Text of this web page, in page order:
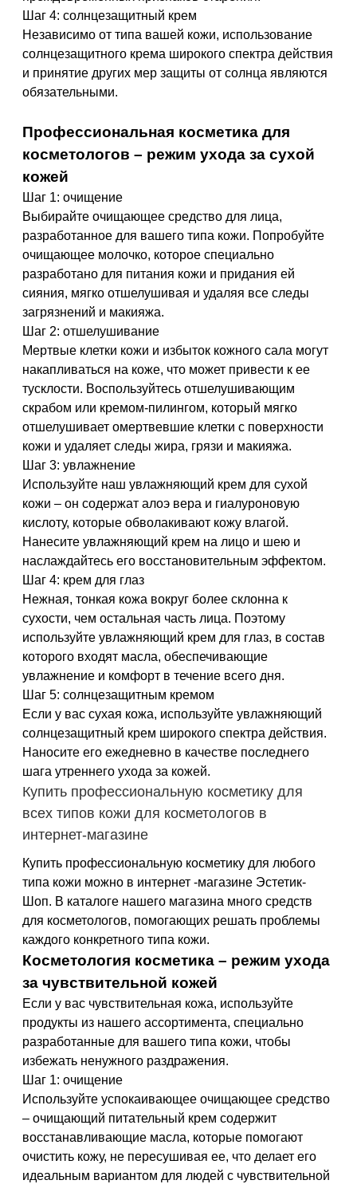
Шаг 4: солнцезащитный крем
Независимо от типа вашей кожи, использование
солнцезащитного крема широкого спектра действия
и принятие других мер защиты от солнца являются
обязательными.
Профессиональная косметика для
косметологов – режим ухода за сухой
кожей
Шаг 1: очищение
Выбирайте очищающее средство для лица,
разработанное для вашего типа кожи. Попробуйте
очищающее молочко, которое специально
разработано для питания кожи и придания ей
сияния, мягко отшелушивая и удаляя все следы
загрязнений и макияжа.
Шаг 2: отшелушивание
Мертвые клетки кожи и избыток кожного сала могут
накапливаться на коже, что может привести к ее
тусклости. Воспользуйтесь отшелушивающим
скрабом или кремом-пилингом, который мягко
отшелушивает омертвевшие клетки с поверхности
кожи и удаляет следы жира, грязи и макияжа.
Шаг 3: увлажнение
Используйте наш увлажняющий крем для сухой
кожи – он содержат алоэ вера и гиалуроновую
кислоту, которые обволакивают кожу влагой.
Нанесите увлажняющий крем на лицо и шею и
наслаждайтесь его восстановительным эффектом.
Шаг 4: крем для глаз
Нежная, тонкая кожа вокруг более склонна к
сухости, чем остальная часть лица. Поэтому
используйте увлажняющий крем для глаз, в состав
которого входят масла, обеспечивающие
увлажнение и комфорт в течение всего дня.
Шаг 5: солнцезащитным кремом
Если у вас сухая кожа, используйте увлажняющий
солнцезащитный крем широкого спектра действия.
Наносите его ежедневно в качестве последнего
шага утреннего ухода за кожей.
Купить профессиональную косметику для
всех типов кожи для косметологов в
интернет-магазине
Купить профессиональную косметику для любого
типа кожи можно в интернет -магазине Эстетик-
Шоп. В каталоге нашего магазина много средств
для косметологов, помогающих решать проблемы
каждого конкретного типа кожи.
Косметология косметика – режим ухода
за чувствительной кожей
Если у вас чувствительная кожа, используйте
продукты из нашего ассортимента, специально
разработанные для вашего типа кожи, чтобы
избежать ненужного раздражения.
Шаг 1: очищение
Используйте успокаивающее очищающее средство
– очищающий питательный крем содержит
восстанавливающие масла, которые помогают
очистить кожу, не пересушивая ее, что делает его
идеальным вариантом для людей с чувствительной